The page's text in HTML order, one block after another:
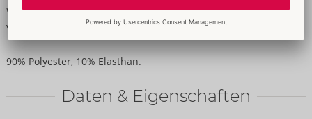
werden können. Die schmalen Fesselriemen sind mit ihren
verstellbaren Klettverschlüssen schnell passend angelegt.
90% Polyester, 10% Elasthan.
Daten & Eigenschaften